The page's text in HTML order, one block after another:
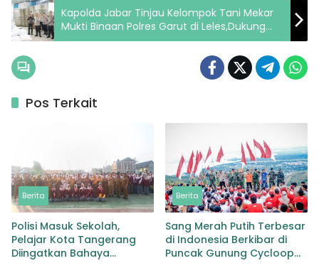
Kapolda Jabar Tinjau Kelompok Tani Mekar
Mukti Binaan Polres Garut di Leles,Dukung
Ketahanan Pangan Melalui Budidaya Jagung
Pos Terkait
Berita
Polisi Masuk Sekolah,
Pelajar Kota Tangerang
Diingatkan Bahaya
Berita
Sang Merah Putih Terbesar
di Indonesia Berkibar di
Puncak Gunung Cycloop